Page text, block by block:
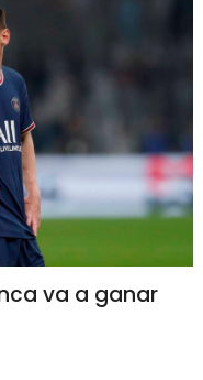
va a ganar